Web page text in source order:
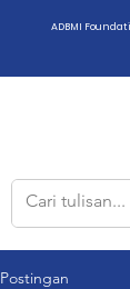
ADBMI
Postingan